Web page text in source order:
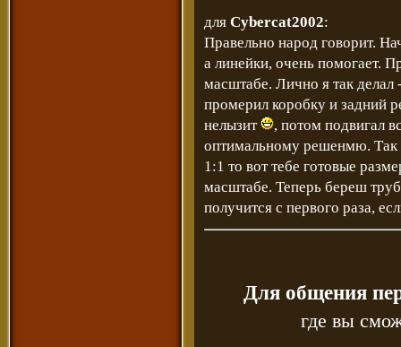
для Cybercat2002:
Правельно народ говорит.
а линейки, очень помогает.
масштабе. Лично я так делал
промерил коробку и задний
нелызит
, потом подвигал
оптимальному решенмю. Так
1:1 то вот тебе готовые
масштабе. Теперь береш
получится с первого раза,
Для общения
где вы